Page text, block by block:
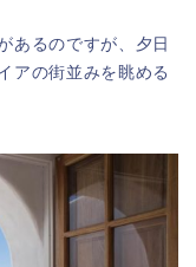
あるのですが、夕日
アの街並みを眺める